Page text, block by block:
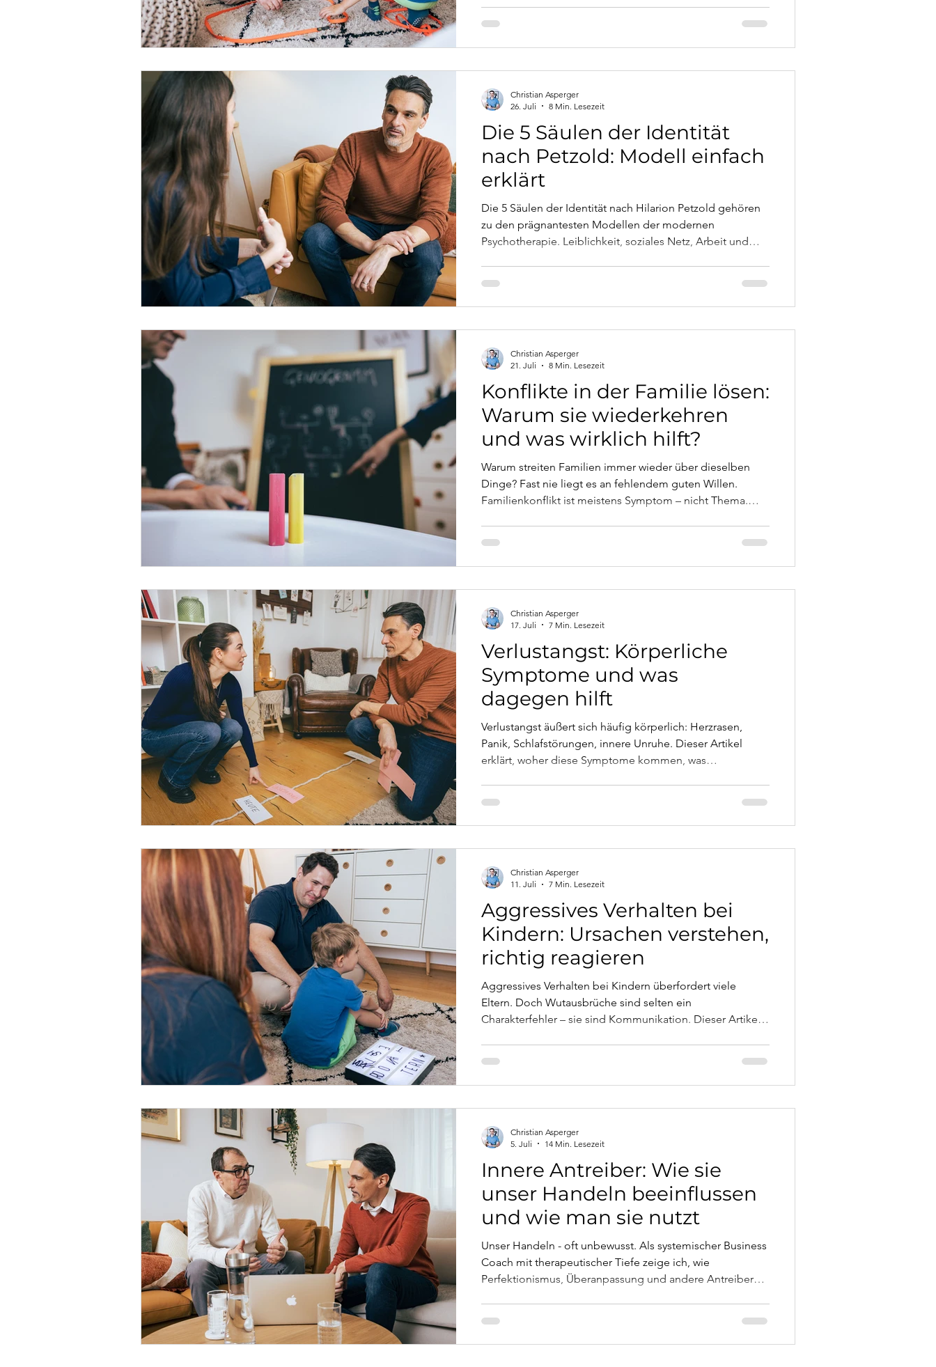
konkret tun können – und wann professionelle
Unterstützung sinnvoll ist.
Die 5 Säulen der Identität
nach Petzold: Modell einfach
erklärt
Die 5 Säulen der Identität nach Hilarion Petzold gehören
zu den prägnantesten Modellen der modernen
Psychotherapie. Leiblichkeit, soziales Netz, Arbeit und
woher Stabilität wirklich kommt.
Christian Asperger
26. Juli
8 Min. Lesezeit
Konflikte in der Familie lösen:
Warum sie wiederkehren
und was wirklich hilft?
Warum streiten Familien immer wieder über dieselben
Dinge? Fast nie liegt es an fehlendem guten Willen.
Familienkonflikt ist meistens Symptom – nicht Thema.
hilft.
Christian Asperger
21. Juli
8 Min. Lesezeit
Verlustangst: Körperliche
Symptome und was
dagegen hilft
Verlustangst äußert sich häufig körperlich: Herzrasen,
Panik, Schlafstörungen, innere Unruhe. Dieser Artikel
erklärt, woher diese Symptome kommen, was
Christian Asperger
17. Juli
7 Min. Lesezeit
Aggressives Verhalten bei
Kindern: Ursachen verstehen,
richtig reagieren
Aggressives Verhalten bei Kindern überfordert viele
Eltern. Doch Wutausbrüche sind selten ein
Charakterfehler – sie sind Kommunikation. Dieser Artikel
professionelle Unterstützung sinnvoll ist.
Christian Asperger
11. Juli
7 Min. Lesezeit
Innere Antreiber: Wie sie
unser Handeln beeinflussen
und wie man sie nutzt
Unser Handeln - oft unbewusst. Als systemischer Business
Coach mit therapeutischer Tiefe zeige ich, wie
Perfektionismus, Überanpassung und andere Antreiber
Mit konkreten Fallbeispielen aus Coaching und Therapie,
lösungsorientierten Strategien und wissenschaftlich
Christian Asperger
5. Juli
14 Min. Lesezeit